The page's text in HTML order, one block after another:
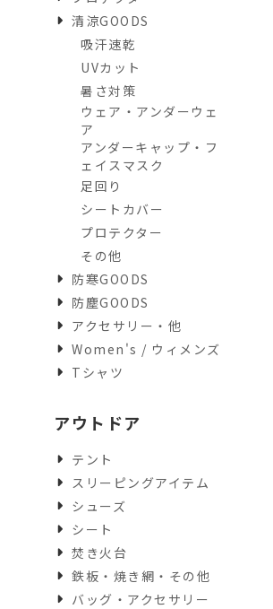
清涼GOODS
吸汗速乾
UVカット
暑さ対策
ウェア・アンダーウェ
ア
アンダーキャップ・フ
ェイスマスク
足回り
シートカバー
プロテクター
その他
防寒GOODS
防塵GOODS
アクセサリー・他
Women's / ウィメンズ
Tシャツ
アウトドア
テント
スリーピングアイテム
シューズ
シート
焚き火台
鉄板・焼き網・その他
バッグ・アクセサリー